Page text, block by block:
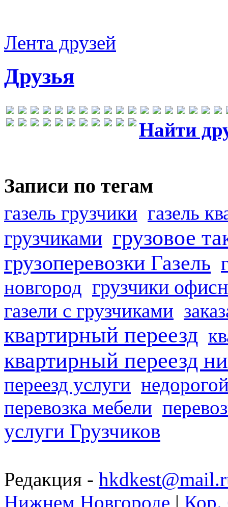
Лента друзей
Друзья
Найти
Записи по тегам
газель грузчики газель
грузчиками грузовое
грузоперевозки Газель
новгород грузчики
газели с грузчиками
квартирный переезд
квартирный переезд
переезд услуги
перевозка мебели
услуги Грузчиков
Редакция -
Нижнем Новгороде | Кор.